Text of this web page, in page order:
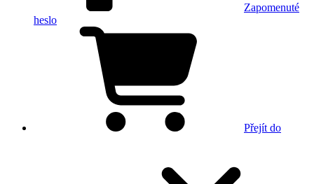
Zapomenuté
heslo
Přejít do